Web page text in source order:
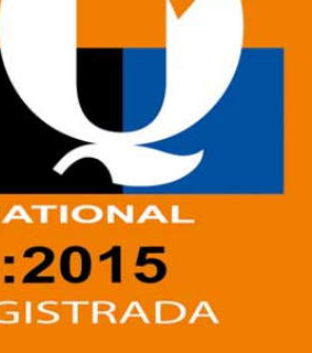
Política
qualitat
ambient